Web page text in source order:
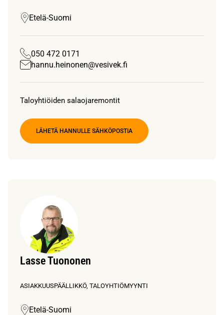
Etelä-Suomi
050 472 0171
hannu.heinonen@vesivek.fi
Taloyhtiöiden salaojaremontit
LÄHETÄ HANNULLE SÄHKÖPOSTIA
Lasse Tuononen
ASIAKKUUSPÄÄLLIKKÖ, TALOYHTIÖMYYNTI
Etelä-Suomi